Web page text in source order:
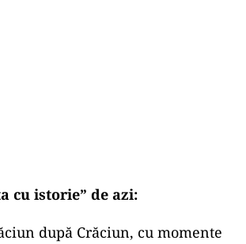
cu istorie” de azi:
după Crăciun, cu momente